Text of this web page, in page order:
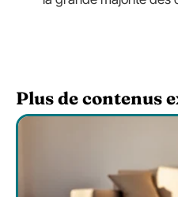
Plus de contenus